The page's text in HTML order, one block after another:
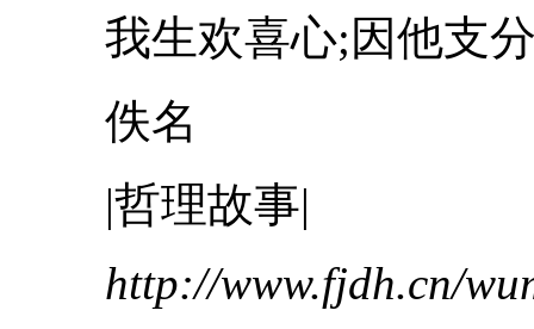
我生欢喜心;因他支
佚名
|哲理故事|
http://www.fjdh.cn/